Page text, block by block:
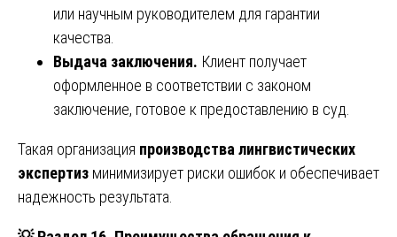
или научным руководителем для гарантии
качества.
Выдача заключения. Клиент получает
оформленное в соответствии с законом
заключение, готовое к предоставлению в суд.
Такая организация производства лингвистических
экспертиз минимизирует риски ошибок и обеспечивает
надежность результата.